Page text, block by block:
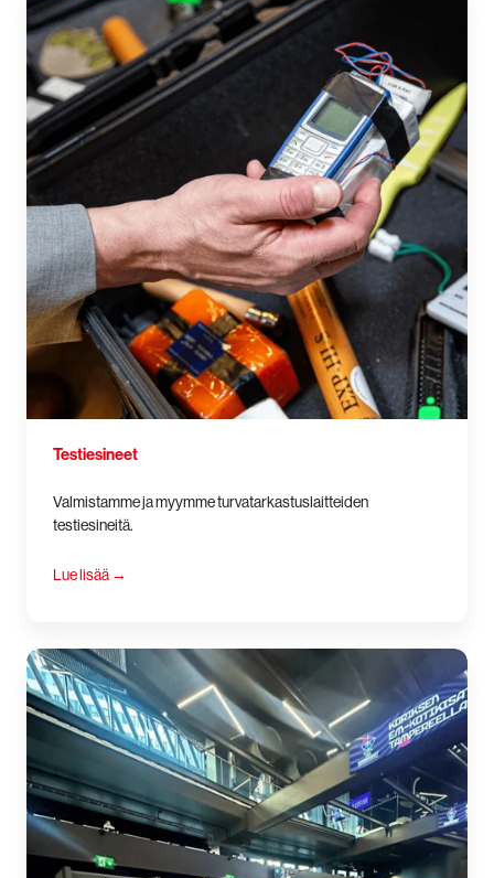
Testiesineet
Valmistamme ja myymme turvatarkastuslaitteiden
testiesineitä.
Lue lisää →
Turvatarkastus­
laitteiden
vuokraus